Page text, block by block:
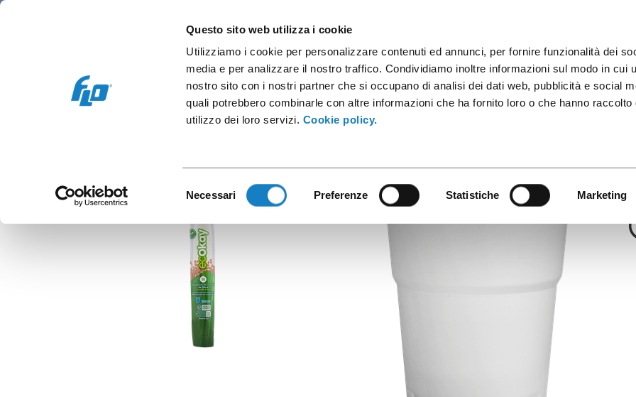
Questo sito web utilizza i cookie
Utilizziamo i cookie per personalizzare contenuti ed annunci, per fornire funzionalità dei
media e per analizzare il nostro traffico. Condividiamo inoltre informazioni sul modo in cui
nostro sito con i nostri partner che si occupano di analisi dei dati web, pubblicità e social
quali potrebbero combinarle con altre informazioni che ha fornito loro o che hanno raccolto
utilizzo dei loro servizi. Cookie policy.
Necessari Preferenze Statistiche Marketing
Vending et bureau Capsules à café
Ecokay
G.100cc PLA